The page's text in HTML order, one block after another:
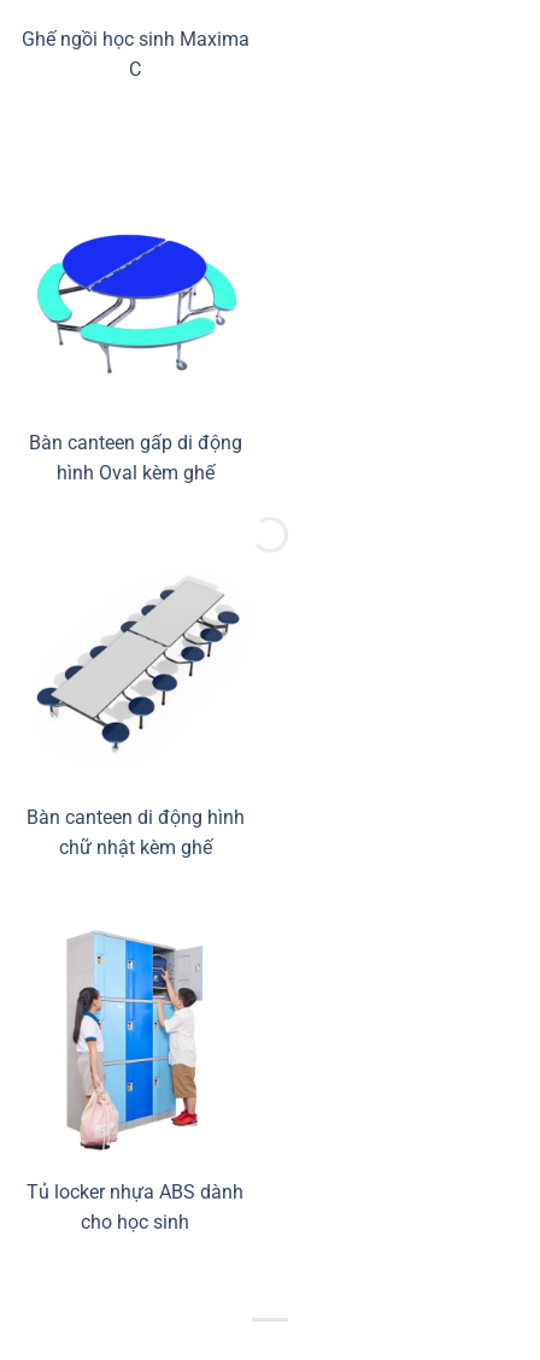
Ghế ngồi học sinh Maxima
C
Bàn canteen gấp di động
hình Oval kèm ghế
Bàn canteen di động hình
chữ nhật kèm ghế
Tủ locker nhựa ABS dành
cho học sinh